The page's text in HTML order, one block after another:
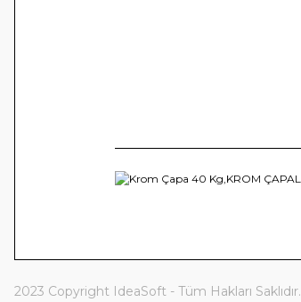
2023 Copyright IdeaSoft - Tüm Hakları Saklıdır.